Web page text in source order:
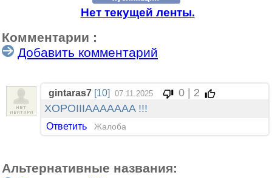
Нет текущей ленты.
Комментарии :
Добавить комментарий
gintaras7 [10] 07.11.2025
0 | 2
XOPOIIIAAAAAAA !!!
Ответить Жалоба
Альтернативные названия: